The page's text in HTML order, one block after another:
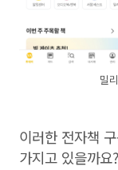
밀
이러한 전자책
가지고 있을까요?